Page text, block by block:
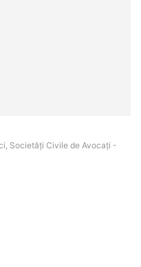
Societăți Civile de Avocați -